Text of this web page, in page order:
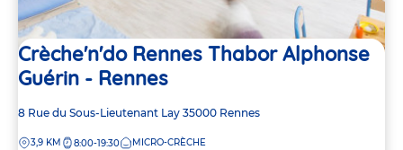
Crèche'n'do Rennes Thabor Alphonse
Guérin - Rennes
Adresse
la
8 Rue du Sous-Lieutenant Lay 35000 Rennes
DISTANCE
3,9 KM 8:00-19:30 MICRO-CRÈCHE